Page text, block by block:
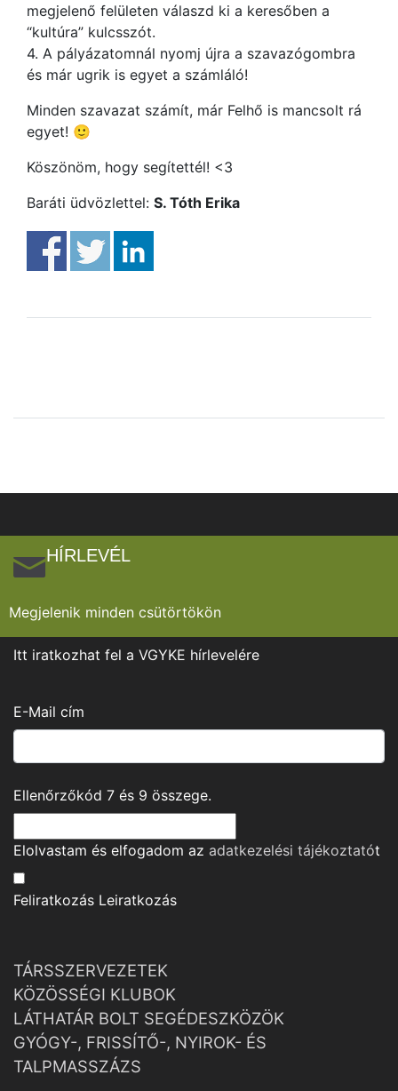
megjelenő felületen válaszd ki a keresőben a
“kultúra” kulcsszót.
4. A pályázatomnál nyomj újra a szavazógombra
és már ugrik is egyet a számláló!
Minden szavazat számít, már Felhő is mancsolt rá
egyet! 🙂
Köszönöm, hogy segítettél! <3
Baráti üdvözlettel: S. Tóth Erika
HÍRLEVÉL
Megjelenik minden csütörtökön
Itt iratkozhat fel a VGYKE hírlevelére
E-Mail cím
Ellenőrzőkód 7 és 9 összege.
Elolvastam és elfogadom az adatkezelési tájékoztatót
Feliratkozás Leiratkozás
TÁRSSZERVEZETEK
KÖZÖSSÉGI KLUBOK
LÁTHATÁR BOLT SEGÉDESZKÖZÖK
GYÓGY-, FRISSÍTŐ-, NYIROK- ÉS
TALPMASSZÁZS